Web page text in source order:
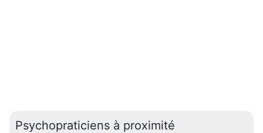
Psychopraticiens à proximité